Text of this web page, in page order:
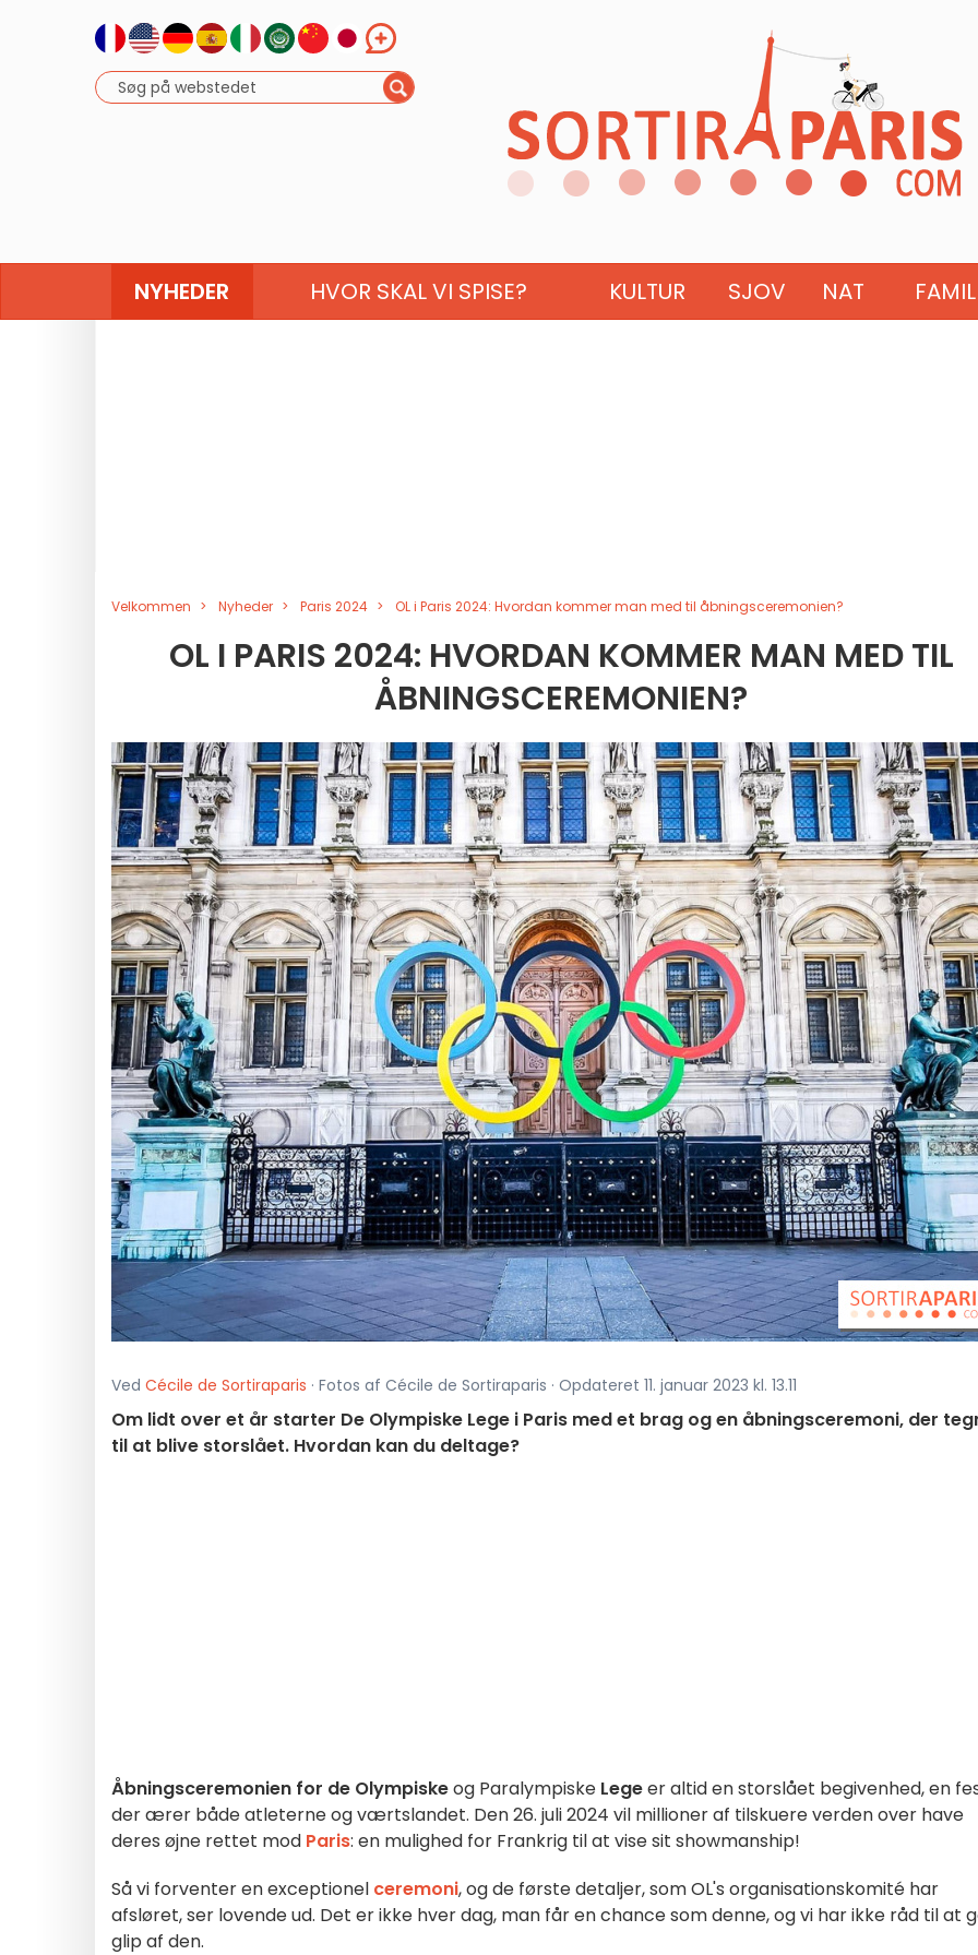
NYHEDER HVOR SKAL VI SPISE? KULTUR SJOV NAT
Velkommen Nyheder Paris 2024 OL i Paris 2024: Hvordan kommer man med til åbningsceremonien?
OL I PARIS 2024: HVORDAN KOMMER MAN MED TIL
ÅBNINGSCEREMONIEN?
Ved Cécile de Sortiraparis · Fotos af Cécile de Sortiraparis · Opdateret 11. januar 2023 kl. 13.11
Om lidt over et år starter De Olympiske Lege i Paris med et brag og en åbningsceremoni, der
til at blive storslået. Hvordan kan du deltage?
Åbningsceremonien for de Olympiskeog Paralympiske Legeer altid en storslået begivenhed, en
der ærer både atleterne og værtslandet. Den 26. juli 2024 vil millioner af tilskuere verden over have
deres øjne rettet mod Paris: en mulighed for Frankrig til at vise sit showmanship!
Så vi forventer en exceptionel ceremoni, og de første detaljer, som OL's organisationskomité har
afsløret, ser lovende ud. Det er ikke hver dag, man får en chance som denne, og vi har ikke råd til at
glip af den.